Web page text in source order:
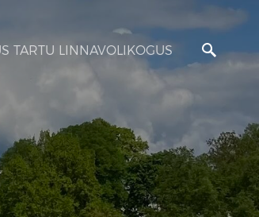
TARTU LINNAVOLIKOGUS